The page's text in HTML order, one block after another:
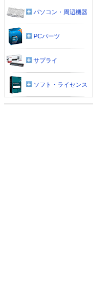
パソコン・周辺機器
PCパーツ
サプライ
ソフト・ライセンス